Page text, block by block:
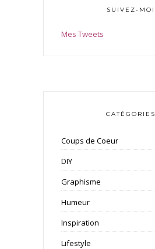
SUIVEZ-MOI
Mes Tweets
CATÉGORIES
Coups de Coeur
DIY
Graphisme
Humeur
Inspiration
Lifestyle